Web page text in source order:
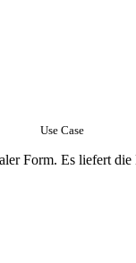
Use Case
Form. Es liefert